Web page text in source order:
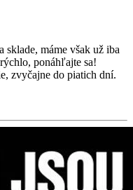
sklade, máme však už iba
ponáhľajte sa!
zvyčajne do piatich dní.